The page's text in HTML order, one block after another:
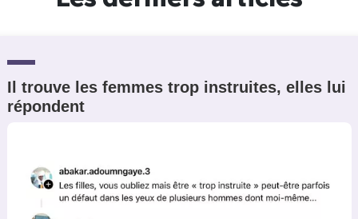
Il trouve les femmes trop instruites, elles lui
répondent